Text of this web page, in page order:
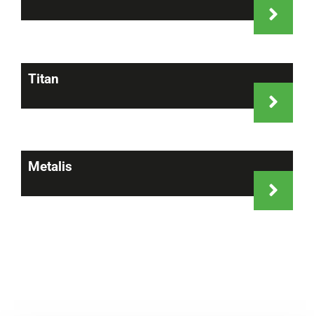
Titan
Metalis